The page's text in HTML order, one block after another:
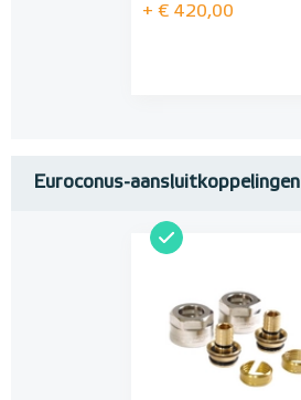
+ € 420,00
Euroconus-aansluitkoppelingen